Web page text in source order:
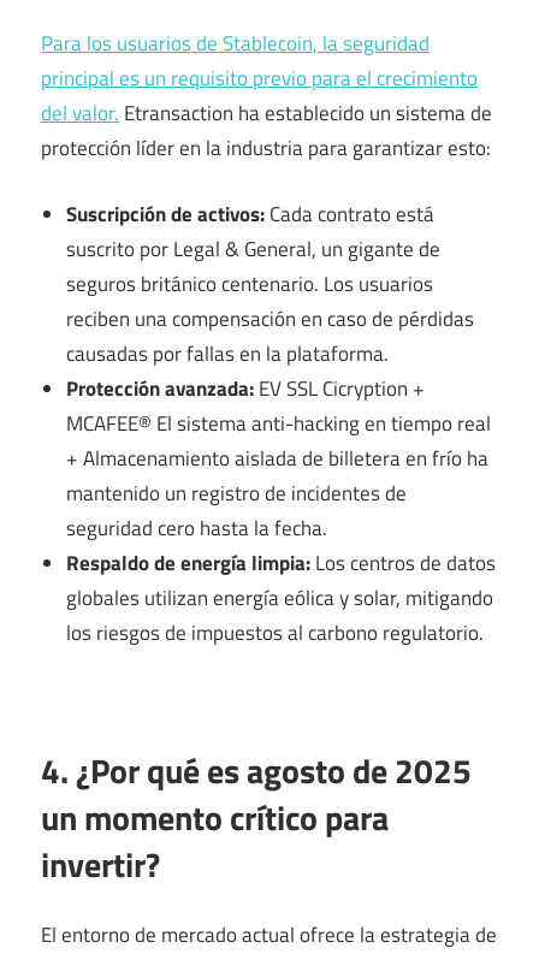
Para los usuarios de Stablecoin, la seguridad
principal es un requisito previo para el crecimiento
del valor. Etransaction ha establecido un sistema de
protección líder en la industria para garantizar esto:
Suscripción de activos:Cada contrato está
suscrito por Legal & General, un gigante de
seguros británico centenario. Los usuarios
reciben una compensación en caso de pérdidas
causadas por fallas en la plataforma.
Protección avanzada:EV SSL Cicryption +
MCAFEE® El sistema anti-hacking en tiempo real
+ Almacenamiento aislada de billetera en frío ha
mantenido un registro de incidentes de
seguridad cero hasta la fecha.
Respaldo de energía limpia:Los centros de datos
globales utilizan energía eólica y solar, mitigando
los riesgos de impuestos al carbono regulatorio.
4. ¿Por qué es agosto de 2025
un momento crítico para
invertir?
El entorno de mercado actual ofrece la estrategia de